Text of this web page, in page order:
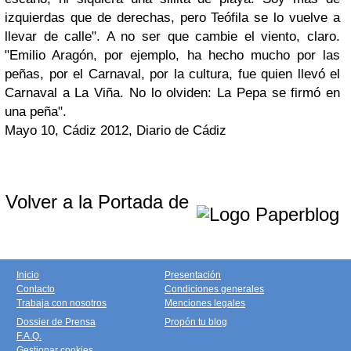
izquierdas que de derechas, pero Teófila se lo vuelve a
llevar de calle". A no ser que cambie el viento, claro.
"Emilio Aragón, por ejemplo, ha hecho mucho por las
peñas, por el Carnaval, por la cultura, fue quien llevó el
Carnaval a La Viña. No lo olviden: La Pepa se firmó en
una peña".
Mayo 10, Cádiz 2012, Diario de Cádiz
Volver a la Portada de
Inicio
Contacto
Trabaja con nosotros
Presentación
Condiciones generales
Menciones legales
Dossier de Prensa
F.A.Q.
Propón tu blog